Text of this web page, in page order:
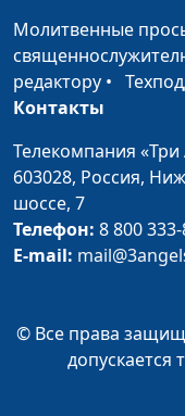
после пятидесяти
Мужской климакс
Нетрадиционная
Молитвенные
редактору •
Контакты
Телекомпания «Три
603028, Россия,
шоссе, 7
Телефон: 8 800
E-mail:
© Все права
допускается